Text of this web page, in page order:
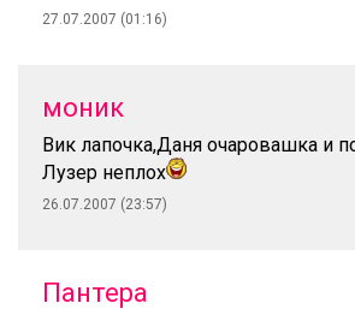
27.07.2007 (01:16)
моник
Вик лапочка,Даня очаровашка и
Лузер неплох
26.07.2007 (23:57)
Пантера